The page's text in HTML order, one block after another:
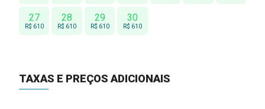
27
R$ 610
28
R$ 610
29
R$ 610
30
R$ 610
TAXAS E PREÇOS ADICIONAIS